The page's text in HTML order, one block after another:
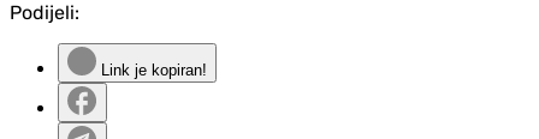
Podijeli:
Link je kopiran!